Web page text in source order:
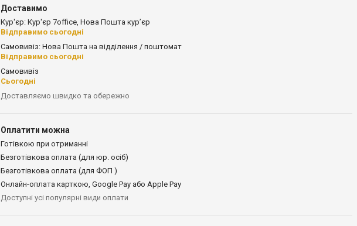
Доставимо
Кур'єр: Кур'єр 7office, Нова Пошта кур’єр
Відправимо сьогодні
Самовивіз: Нова Пошта на відділення / поштомат
Відправимо сьогодні
Самовивіз
Сьогодні
Доставляємо швидко та обережно
Оплатити можна
Готівкою при отриманні
Безготівкова оплата (для юр. осіб)
Безготівкова оплата (для ФОП )
Онлайн-оплата карткою, Google Pay або Apple Pay
Доступні усі популярні види оплати